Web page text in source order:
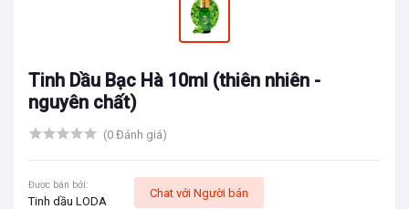
Tinh Dầu Bạc Hà 10ml (thiên nhiên -
nguyên chất)
(0 Đánh giá)
Được bán bởi:
Tinh dầu LODA
Chat với Người bán